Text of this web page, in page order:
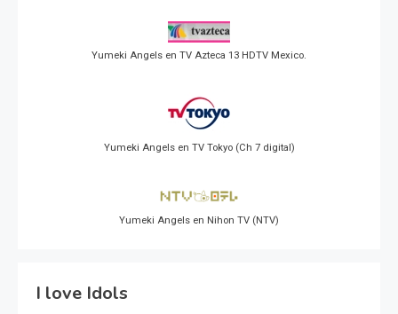
Yumeki Angels en TV Azteca 13 HDTV Mexico.
Yumeki Angels en TV Tokyo (Ch 7 digital)
Yumeki Angels en Nihon TV (NTV)
I love Idols